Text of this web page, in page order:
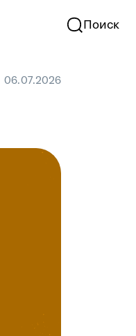
Поиск
06.07.2026